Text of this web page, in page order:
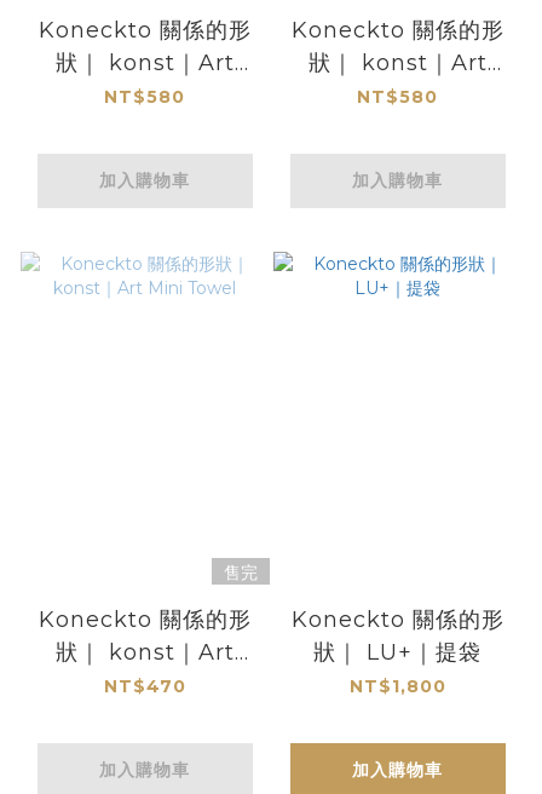
Koneckto 關係的形
狀｜ konst｜Art
Crew Socks｜
NT$580
加入購物車
Koneckto 關係的形
狀｜ konst｜Art
Crew Socks｜Blue
NT$580
加入購物車
售完
Koneckto 關係的形
狀｜ konst｜Art
Mini Towel
NT$470
加入購物車
Koneckto 關係的形
狀｜ LU+｜提袋
NT$1,800
加入購物車